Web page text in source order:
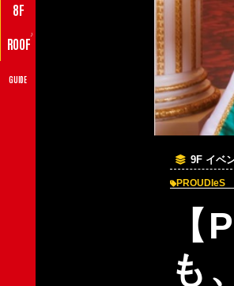
8F
ROOF
♪
GUIDE
9F イベ
PROUDIeS
も